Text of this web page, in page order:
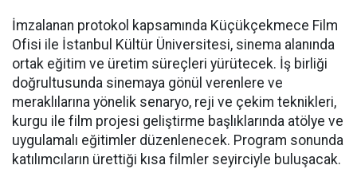
İmzalanan protokol kapsamında Küçükçekmece Film
Ofisi ile İstanbul Kültür Üniversitesi, sinema alanında
ortak eğitim ve üretim süreçleri yürütecek. İş birliği
doğrultusunda sinemaya gönül verenlere ve
meraklılarına yönelik senaryo, reji ve çekim teknikleri,
kurgu ile film projesi geliştirme başlıklarında atölye ve
uygulamalı eğitimler düzenlenecek. Program sonunda
katılımcıların ürettiği kısa filmler seyirciyle buluşacak.